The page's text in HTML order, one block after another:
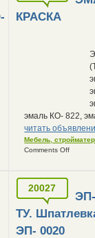
КРАСКА
эмаль КО- 822,
читать
Мебель,
Comments Off
20027
ТУ.
ЭП- 0020